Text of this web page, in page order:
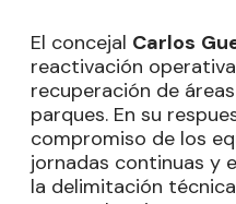
El concejal Carlos
reactivación
recuperación de
parques. En su
compromiso de los
jornadas continuas y
la delimitación